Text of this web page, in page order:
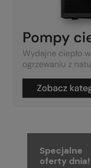
Specjalne
oferty dnia!